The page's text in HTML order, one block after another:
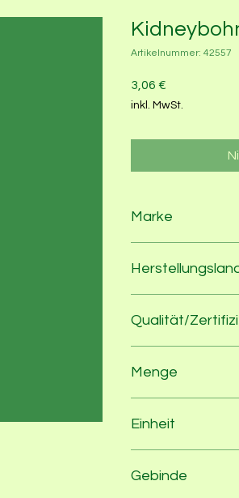
Artikelnummer: 42557
3,06 €
inkl. MwSt.
Marke
Qualität/
Menge
Einheit
Gebinde